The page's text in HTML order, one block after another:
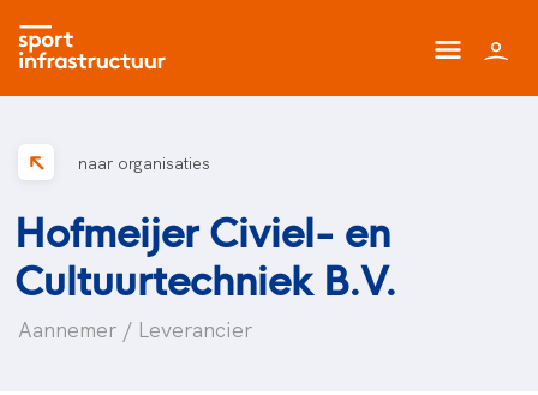
naar organisaties
Hofmeijer Civiel- en
Cultuurtechniek B.V.
Aannemer / Leverancier